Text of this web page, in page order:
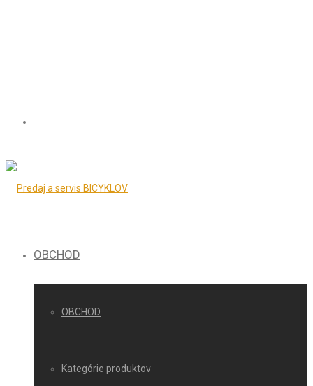
OBCHOD
OBCHOD
Kategórie produktov